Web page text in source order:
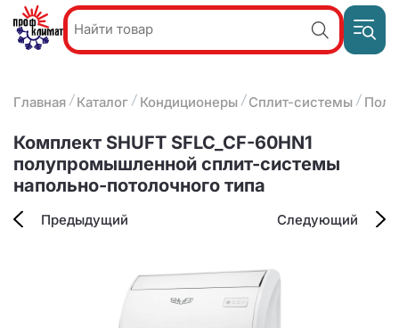
Акции и
О компании
Наши услуги
Оплата и доставка
Контакты
8
25-
93-63
Главная Каталог Кондиционеры Сплит-системы
Комплект SHUFT SFLC_CF-60HN1
полупромышленной сплит-системы
напольно-потолочного типа
Предыдущий Следующий